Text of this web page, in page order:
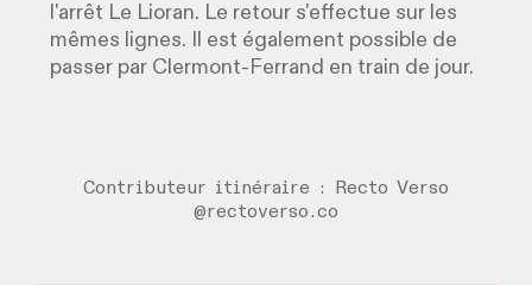
l'arrêt Le Lioran. Le retour s'effectue sur les
mêmes lignes. Il est également possible de
passer par Clermont-Ferrand en train de jour.
Contributeur itinéraire : Recto Verso
@rectoverso.co